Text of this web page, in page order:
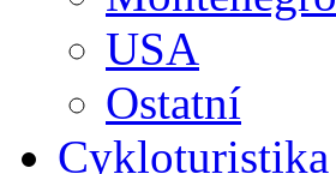
USA
Ostatní
Cykloturistika